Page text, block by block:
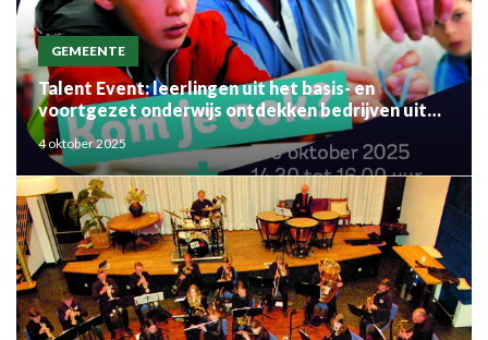
GEMEENTE
Talent Event: leerlingen uit het basis- en
voortgezet onderwijs ontdekken bedrijven uit
de regio
4 oktober 2025